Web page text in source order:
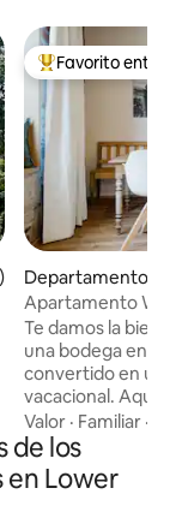
4.94 de
De los mejores
Favorito entre
Departamento en
cker
Apartamento
Te damos la
una bodega en
convertido en un
vacacional. Aquí,
piedra y los
encuentran con
que le da al
encanto y
Valor · Familiar ·
de los
en Lower